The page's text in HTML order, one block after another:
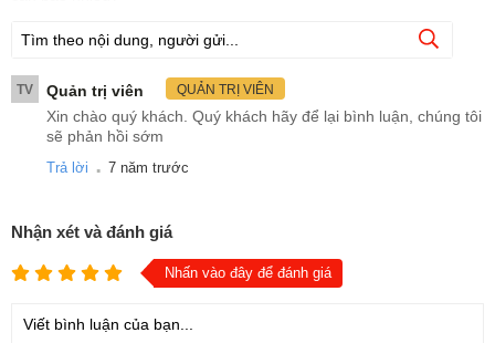
TV Quản trị viên QUẢN TRỊ VIÊN
Xin chào quý khách. Quý khách hãy để lại bình luận, chúng tôi
sẽ phản hồi sớm
Trả lời . 7 năm trước
Nhận xét và đánh giá
Nhấn vào đây để đánh giá